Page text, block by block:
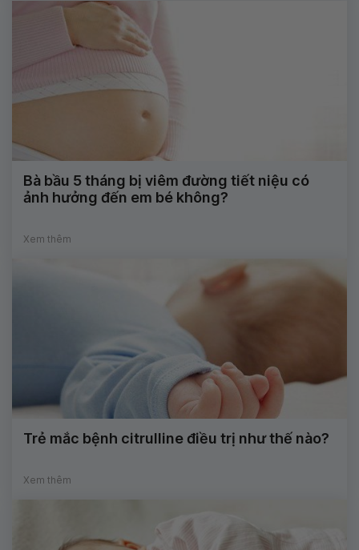
Bà bầu 5 tháng bị viêm đường tiết niệu có
ảnh hưởng đến em bé không?
Xem thêm
Trẻ mắc bệnh citrulline điều trị như thế nào?
Xem thêm